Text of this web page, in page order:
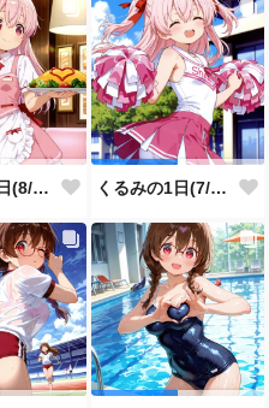
くるみの1日(8/1投稿分) くるみの1日(7/31投稿分)